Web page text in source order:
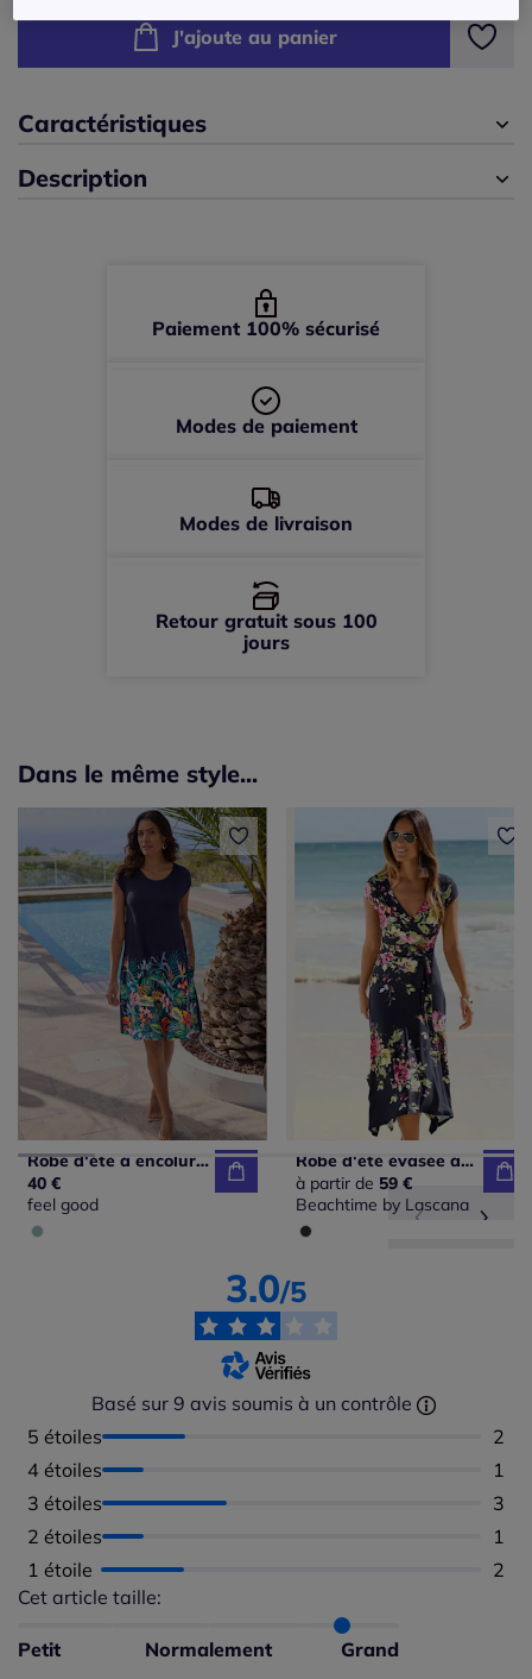
Disponible dans 4 semaines
50/52 -Disponible dans 4 semaines
54/56 -Disponible dans 4 semaines
J'ajoute au panier
Caractéristiques
Description
Paiement 100% sécurisé
Modes de paiement
Modes de livraison
Retour gratuit sous 100
jours
Dans le même style...
Robe d'été à encolure ronde et mancherons avec motif tropical
40 €
feel good
Robe d'été évasée à encolure en V floralement imprimée
à partir de 59 €
Beachtime by Lascana
3.0/5
Basé sur 9 avis soumis à un contrôle
5 étoiles
2
4 étoiles
1
3 étoiles
3
2 étoiles
1
1 étoile
2
Cet article taille:
Petit Normalement Grand
Répartition du taillant selon les avis clients
Taille petit : 0%
Taille grand : 67%